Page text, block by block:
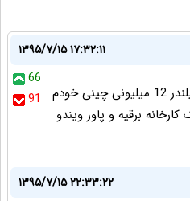
۱۳۹۵/۷/۱۵ ۱۷:۳۲:۱۱
66
91
صد رحمت به mvm سه سیلندر 12 میلیونی چینی خودم
برقیه و پاور ویندو
۱۳۹۵/۷/۱۵ ۲۲:۳۳:۲۲